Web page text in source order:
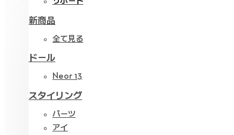
新商品
全て見る
ドール
Neor 13
スタイリング
パーツ
アイ